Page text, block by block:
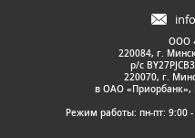
ООО
220084, г.
р/с
220070, г.
в ОАО «Приорбанк»,
Режим работы: пн-пт: 9:00